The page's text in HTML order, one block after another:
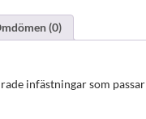
(0)
infästningar som passar